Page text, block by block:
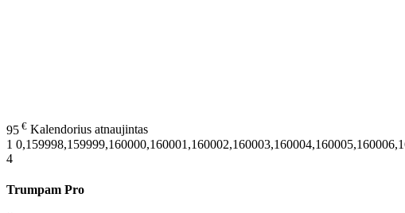
95 € Kalendorius atnaujintas
1
4
Trumpam Pro